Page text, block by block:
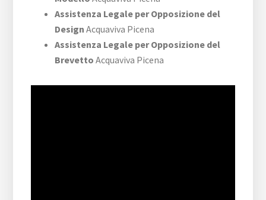
Assistenza Legale per Opposizione del
Design Acquaviva Picena
Assistenza Legale per Opposizione del
Brevetto Acquaviva Picena